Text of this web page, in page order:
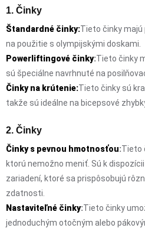
1. Činky
Štandardné činky:Tieto činky majú
na použitie s olympijskými doskami.
Powerliftingové činky:Tieto činky
sú špeciálne navrhnuté na
Činky na krútenie:Tieto činky sú
takže sú ideálne na bicepsové
2. Činky
Činky s pevnou hmotnosťou:Tieto
ktorú nemožno meniť. Sú k
zariadení, ktoré sa prispôsobujú
zdatnosti.
Nastaviteľné činky:Tieto činky
jednoduchým otočným alebo